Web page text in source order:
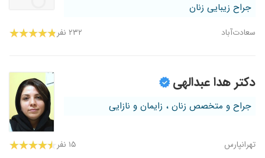
جراح زیبایی زنان
سعادت‌آباد ۲۳۲ نفر
دکتر هدا عبدالهی
جراح و متخصص زنان ، زایمان و نازایی
تهرانپارس ۱۵ نفر